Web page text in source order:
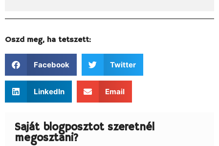
Oszd meg, ha tetszett:
Facebook Twitter
LinkedIn Email
Saját blogposztot szeretnél
megosztani?